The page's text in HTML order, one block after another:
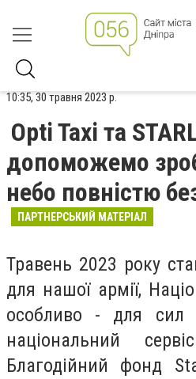
10:35, 30 травня 2023 р.
Opti Taxi та
допоможемо
небо повністю
ПАРТНЕРСЬКИЙ МАТЕРІАЛ
Травень 2023 року
для нашої армії,
особливо - для
національний
Благодійний фонд